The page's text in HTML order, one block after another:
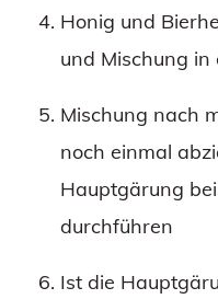
Honig und
und Mischung
Mischung nach
noch einmal
Hauptgärung
durchführen
Ist die